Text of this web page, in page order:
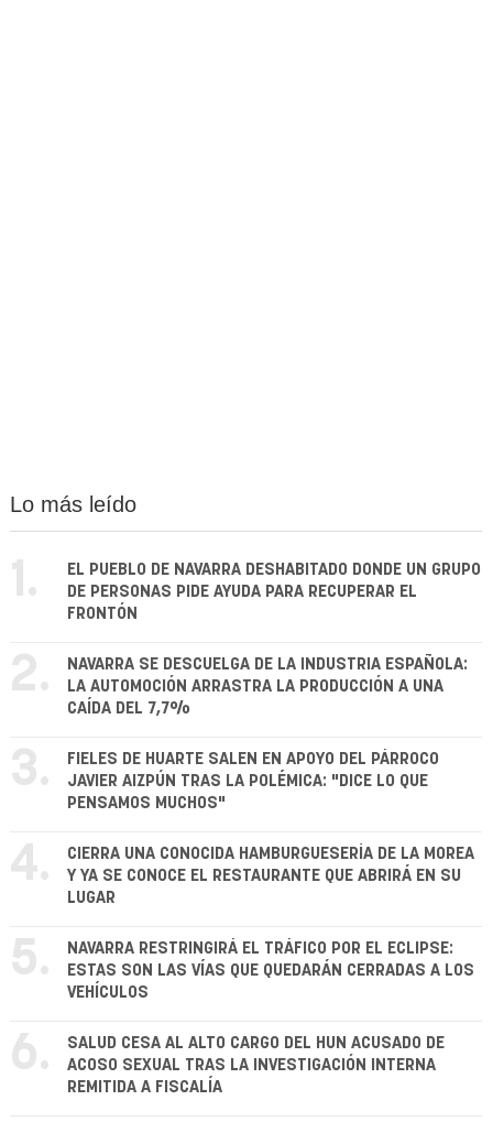
Lo más leído
1.
EL PUEBLO DE NAVARRA DESHABITADO DONDE UN GRUPO
DE PERSONAS PIDE AYUDA PARA RECUPERAR EL
FRONTÓN
2.
NAVARRA SE DESCUELGA DE LA INDUSTRIA ESPAÑOLA:
LA AUTOMOCIÓN ARRASTRA LA PRODUCCIÓN A UNA
CAÍDA DEL 7,7%
3.
FIELES DE HUARTE SALEN EN APOYO DEL PÁRROCO
JAVIER AIZPÚN TRAS LA POLÉMICA: "DICE LO QUE
PENSAMOS MUCHOS"
4.
CIERRA UNA CONOCIDA HAMBURGUESERÍA DE LA MOREA
Y YA SE CONOCE EL RESTAURANTE QUE ABRIRÁ EN SU
LUGAR
5.
NAVARRA RESTRINGIRÁ EL TRÁFICO POR EL ECLIPSE:
ESTAS SON LAS VÍAS QUE QUEDARÁN CERRADAS A LOS
VEHÍCULOS
6.
SALUD CESA AL ALTO CARGO DEL HUN ACUSADO DE
ACOSO SEXUAL TRAS LA INVESTIGACIÓN INTERNA
REMITIDA A FISCALÍA